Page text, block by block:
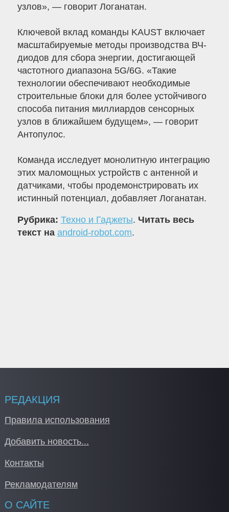
узлов», — говорит Логанатан.
Ключевой вклад команды KAUST включает
масштабируемые методы производства ВЧ-
диодов для сбора энергии, достигающей
частотного диапазона 5G/6G. «Такие
технологии обеспечивают необходимые
строительные блоки для более устойчивого
способа питания миллиардов сенсорных
узлов в ближайшем будущем», — говорит
Антопулос.
Команда исследует монолитную интеграцию
этих маломощных устройств с антенной и
датчиками, чтобы продемонстрировать их
истинный потенциал, добавляет Логанатан.
Рубрика: Техно и Гаджеты. Читать весь
текст на android-robot.com.
РЕДАКЦИЯ
Правила использования
Добавить новость...
Контакты
Рекламодателям
О САЙТЕ